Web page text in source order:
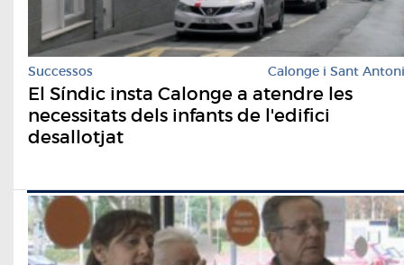
Successos Calonge i Sant Antoni
El Síndic insta Calonge a atendre les
necessitats dels infants de l'edifici
desallotjat